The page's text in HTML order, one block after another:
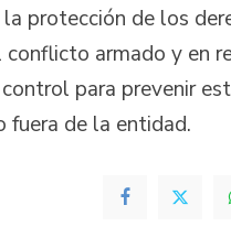
protección de los
armado y en
para prevenir
fuera de la entidad.